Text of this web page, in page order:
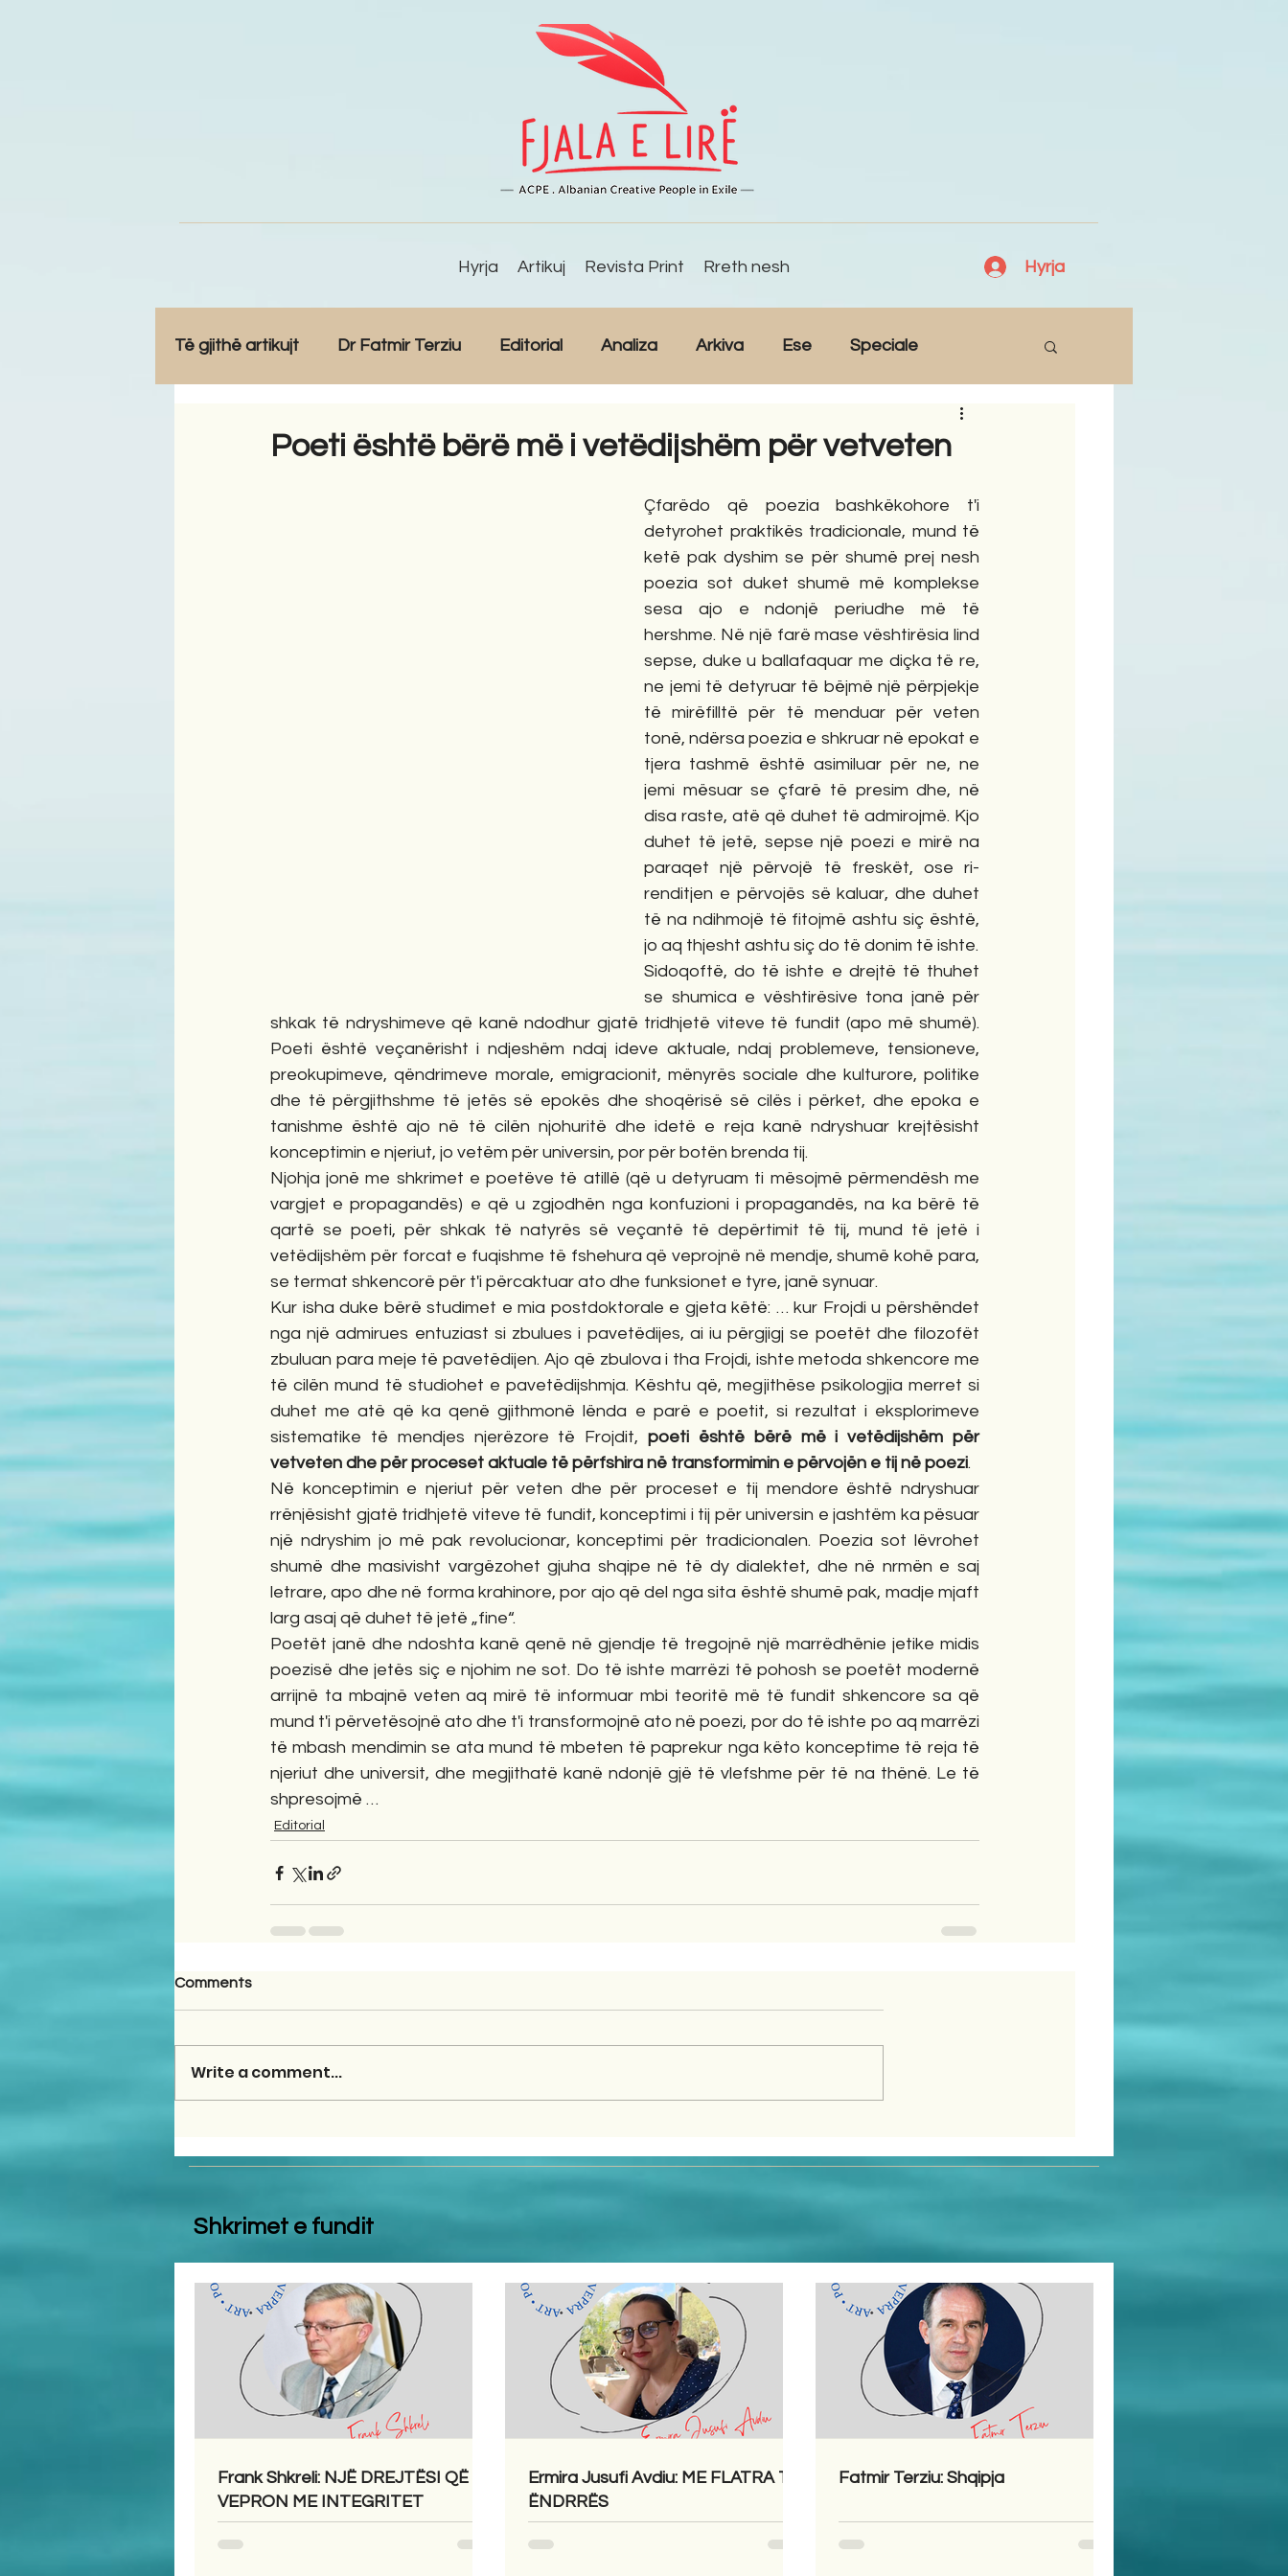
Hyrja Artikuj Revista Print Rreth nesh Hyrja
Të gjithë artikujt Dr Fatmir Terziu Editorial Analiza Arkiva Ese Speciale
Romane English Përkthime
Poeti është bërë më i vetëdijshëm për vetveten
Çfarëdo që poezia bashkëkohore t'i
detyrohet praktikës tradicionale, mund të
ketë pak dyshim se për shumë prej nesh
poezia sot duket shumë më komplekse
sesa ajo e ndonjë periudhe më të
hershme. Në një farë mase vështirësia lind
sepse, duke u ballafaquar me diçka të re,
ne jemi të detyruar të bëjmë një përpjekje
të mirëfilltë për të menduar për veten
tonë, ndërsa poezia e shkruar në epokat e
tjera tashmë është asimiluar për ne, ne
jemi mësuar se çfarë të presim dhe, në
disa raste, atë që duhet të admirojmë. Kjo
duhet të jetë, sepse një poezi e mirë na
paraqet një përvojë të freskët, ose ri-
renditjen e përvojës së kaluar, dhe duhet
të na ndihmojë të fitojmë ashtu siç është,
jo aq thjesht ashtu siç do të donim të ishte.
Sidoqoftë, do të ishte e drejtë të thuhet
se shumica e vështirësive tona janë për
shkak të ndryshimeve që kanë ndodhur gjatë tridhjetë viteve të fundit (apo më shumë).
Poeti është veçanërisht i ndjeshëm ndaj ideve aktuale, ndaj problemeve, tensioneve,
preokupimeve, qëndrimeve morale, emigracionit, mënyrës sociale dhe kulturore, politike
dhe të përgjithshme të jetës së epokës dhe shoqërisë së cilës i përket, dhe epoka e
tanishme është ajo në të cilën njohuritë dhe idetë e reja kanë ndryshuar krejtësisht
konceptimin e njeriut, jo vetëm për universin, por për botën brenda tij.
Njohja jonë me shkrimet e poetëve të atillë (që u detyruam ti mësojmë përmendësh me
vargjet e propagandës) e që u zgjodhën nga konfuzioni i propagandës, na ka bërë të
qartë se poeti, për shkak të natyrës së veçantë të depërtimit të tij, mund të jetë i
vetëdijshëm për forcat e fuqishme të fshehura që veprojnë në mendje, shumë kohë para,
se termat shkencorë për t'i përcaktuar ato dhe funksionet e tyre, janë synuar.
Kur isha duke bërë studimet e mia postdoktorale e gjeta këtë: … kur Frojdi u përshëndet
nga një admirues entuziast si zbulues i pavetëdijes, ai iu përgjigj se poetët dhe filozofët
zbuluan para meje të pavetëdijen. Ajo që zbulova i tha Frojdi, ishte metoda shkencore me
të cilën mund të studiohet e pavetëdijshmja. Kështu që, megjithëse psikologjia merret si
duhet me atë që ka qenë gjithmonë lënda e parë e poetit, si rezultat i eksplorimeve
sistematike të mendjes njerëzore të Frojdit, poeti është bërë më i vetëdijshëm për
vetveten dhe për proceset aktuale të përfshira në transformimin e përvojën e tij në poezi.
Në konceptimin e njeriut për veten dhe për proceset e tij mendore është ndryshuar
rrënjësisht gjatë tridhjetë viteve të fundit, konceptimi i tij për universin e jashtëm ka pësuar
një ndryshim jo më pak revolucionar, konceptimi për tradicionalen. Poezia sot lëvrohet
shumë dhe masivisht vargëzohet gjuha shqipe në të dy dialektet, dhe në nrmën e saj
letrare, apo dhe në forma krahinore, por ajo që del nga sita është shumë pak, madje mjaft
larg asaj që duhet të jetë „fine“.
Poetët janë dhe ndoshta kanë qenë në gjendje të tregojnë një marrëdhënie jetike midis
poezisë dhe jetës siç e njohim ne sot. Do të ishte marrëzi të pohosh se poetët modernë
arrijnë ta mbajnë veten aq mirë të informuar mbi teoritë më të fundit shkencore sa që
mund t'i përvetësojnë ato dhe t'i transformojnë ato në poezi, por do të ishte po aq marrëzi
të mbash mendimin se ata mund të mbeten të paprekur nga këto konceptime të reja të
njeriut dhe universit, dhe megjithatë kanë ndonjë gjë të vlefshme për të na thënë. Le të
shpresojmë …
Editorial
Comments
Write a comment...
Shkrimet e fundit
Frank Shkreli: NJË DREJTËSI QË
VEPRON ME INTEGRITET
Ermira Jusufi Avdiu: ME FLATRA TË
ËNDRRËS
Fatmir Terziu: Shqipja